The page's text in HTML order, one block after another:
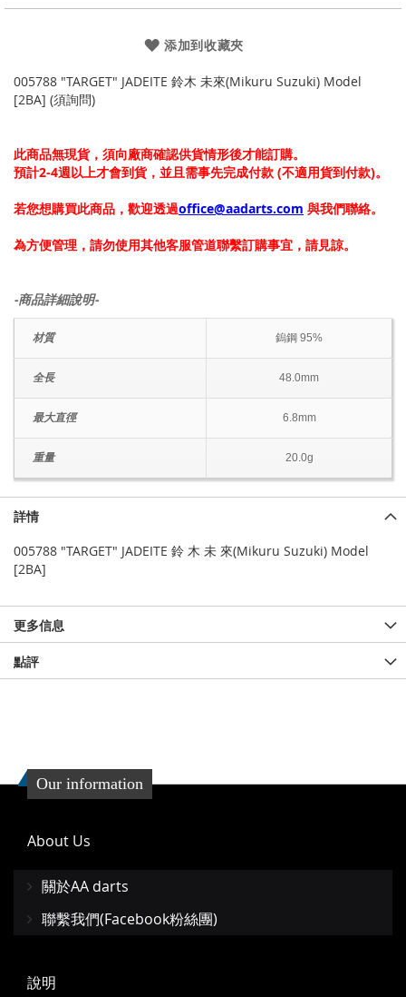
添加到收藏夾
005788 "TARGET" JADEITE 鈴木 未來(Mikuru Suzuki) Model
[2BA] (須詢問)
此商品無現貨，須向廠商確認供貨情形後才能訂購。
預計2-4週以上才會到貨，並且需事先完成付款 (不適用貨到付款)。
若您想購買此商品，歡迎透過office@aadarts.com 與我們聯絡。
為方便管理，請勿使用其他客服管道聯繫訂購事宜，請見諒。
-商品詳細說明-
材質 鎢鋼 95%
全長 48.0mm
最大直徑 6.8mm
重量 20.0g
詳情
005788 "TARGET" JADEITE 鈴 木 未 來(Mikuru Suzuki) Model
[2BA]
更多信息
點評
Our information
About Us
關於AA darts
聯繫我們(Facebook粉絲團)
說明